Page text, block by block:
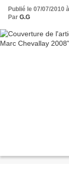
Publié le 07/07/2010
Par G.G